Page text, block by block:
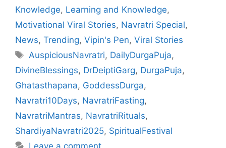
Knowledge, Learning and Knowledge,
Motivational Viral Stories, Navratri Special,
News, Trending, Vipin's Pen, Viral Stories
Tags
AuspiciousNavratri, DailyDurgaPuja,
DivineBlessings, DrDeiptiGarg, DurgaPuja,
Ghatasthapana, GoddessDurga,
Navratri10Days, NavratriFasting,
NavratriMantras, NavratriRituals,
ShardiyaNavratri2025, SpiritualFestival
Leave a comment